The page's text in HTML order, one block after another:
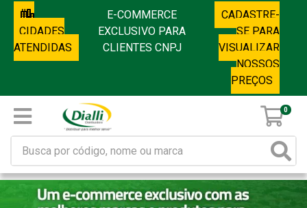
CIDADES
ATENDIDAS
E-COMMERCE
EXCLUSIVO PARA
CLIENTES CNPJ
CADASTRE-
SE PARA
VISUALIZAR
NOSSOS
PREÇOS
0